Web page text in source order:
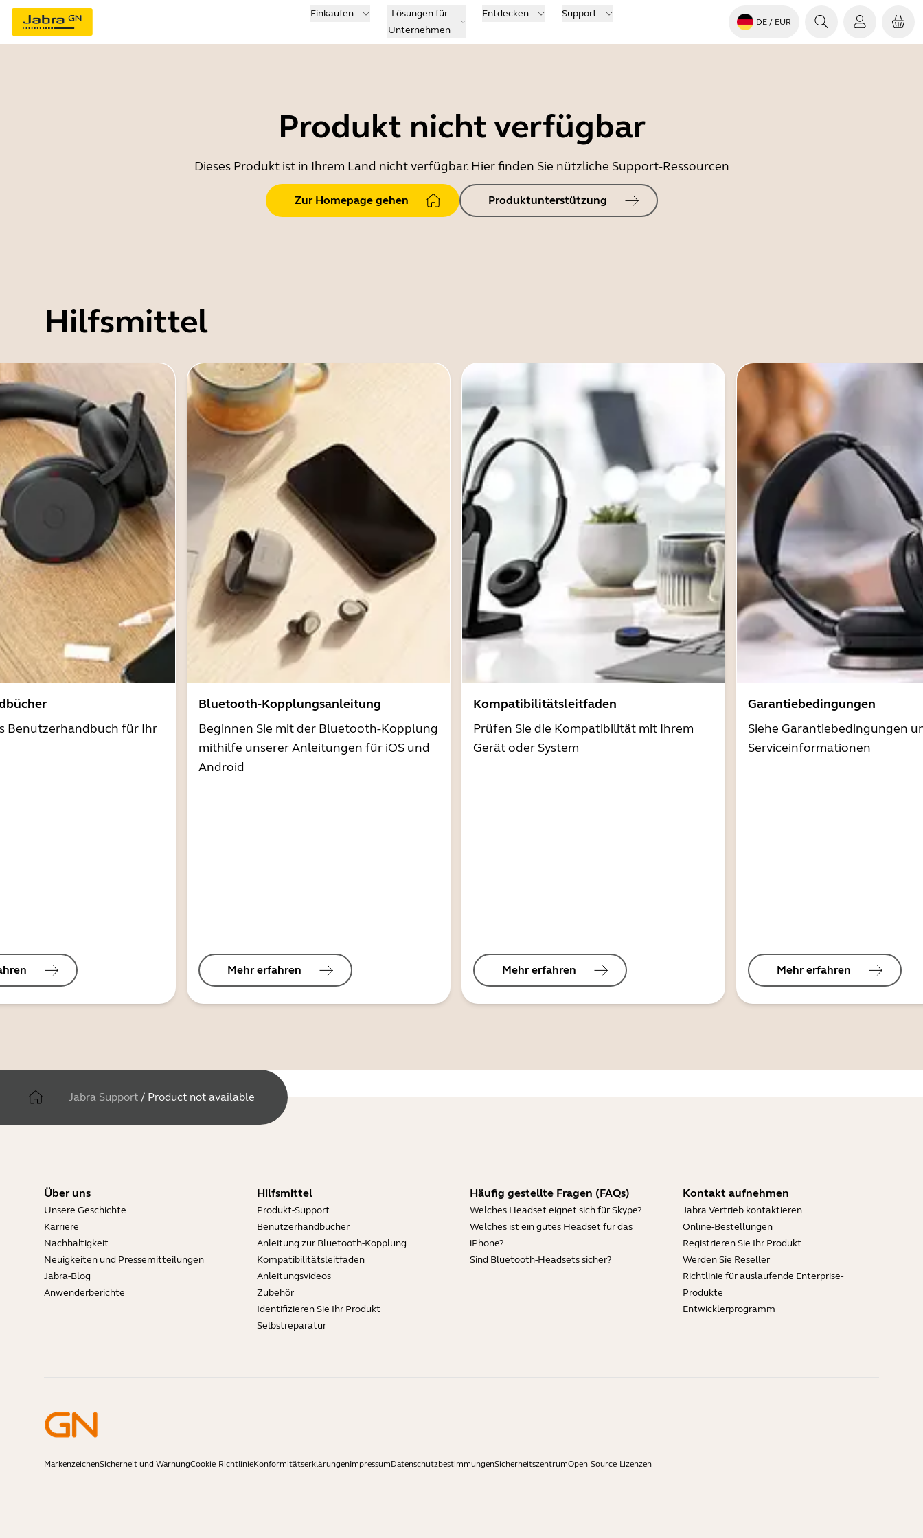
Einkaufen
Lösungen für
Unternehmen
Entdecken Support
DE / EUR
Produkt nicht verfügbar
Dieses Produkt ist in Ihrem Land nicht verfügbar. Hier finden Sie nützliche Support-Ressourcen
Zur Homepage gehen Produktunterstützung
Hilfsmittel
Benutzerhandbuch für Ihr
Bluetooth-Kopplungsanleitung
Beginnen Sie mit der Bluetooth-Kopplung
mithilfe unserer Anleitungen für iOS und
Android
Mehr erfahren
Kompatibilitätsleitfaden
Prüfen Sie die Kompatibilität mit Ihrem
Gerät oder System
Mehr erfahren
Garantiebedingungen
Siehe Garantiebedingungen
Serviceinformationen
Mehr erfahren
Jabra Support / Product not available
Über uns
Unsere Geschichte
Karriere
Nachhaltigkeit
Neuigkeiten und Pressemitteilungen
Jabra-Blog
Anwenderberichte
Hilfsmittel
Produkt-Support
Benutzerhandbücher
Anleitung zur Bluetooth-Kopplung
Kompatibilitätsleitfaden
Anleitungsvideos
Zubehör
Identifizieren Sie Ihr Produkt
Selbstreparatur
Häufig gestellte Fragen (FAQs)
Welches Headset eignet sich für Skype?
Welches ist ein gutes Headset für das
iPhone?
Sind Bluetooth-Headsets sicher?
Kontakt aufnehmen
Jabra Vertrieb kontaktieren
Online-Bestellungen
Registrieren Sie Ihr Produkt
Werden Sie Reseller
Richtlinie für auslaufende Enterprise-
Produkte
Entwicklerprogramm
MarkenzeichenSicherheit und WarnungCookie-RichtlinieKonformitätserklärungenImpressumDatenschutzbestimmungenSicherheitszentrumOpen-Source-Lizenzen